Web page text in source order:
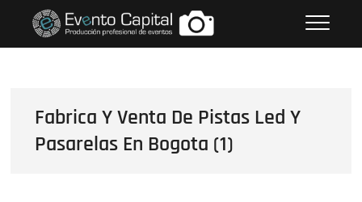
contenido
FOTOS GRUPO EMPRESARIAL
Fabrica Y Venta De Pistas Led Y
Pasarelas En Bogota (1)